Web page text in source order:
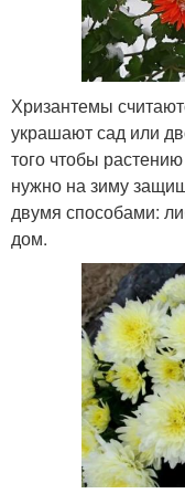
Хризантемы
украшают сад или
того чтобы
нужно на зиму
двумя способами:
дом.